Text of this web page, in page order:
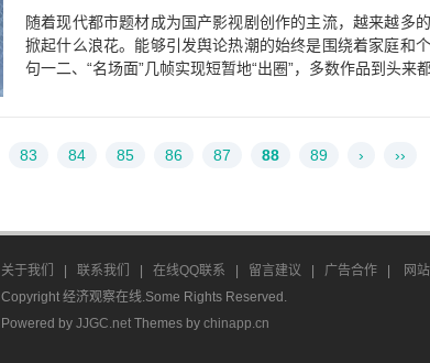
随着现代都市题材成为国产影视剧创作的主流，越来越多
掀起什么浪花。能够引发舆论热潮的始终是围绕着家庭和
句一二、“名场面”几帧实现短暂地“出圈”，多数作品到头来都
83 84 85 86 87 88 89 › ››
关于我们 联系我们 在线QQ联系 留言建议 广告合作
网
Copyright 经济观察在线.Some Rights Reserved.
Powered by JJGC.net Themes by chinapp.cn